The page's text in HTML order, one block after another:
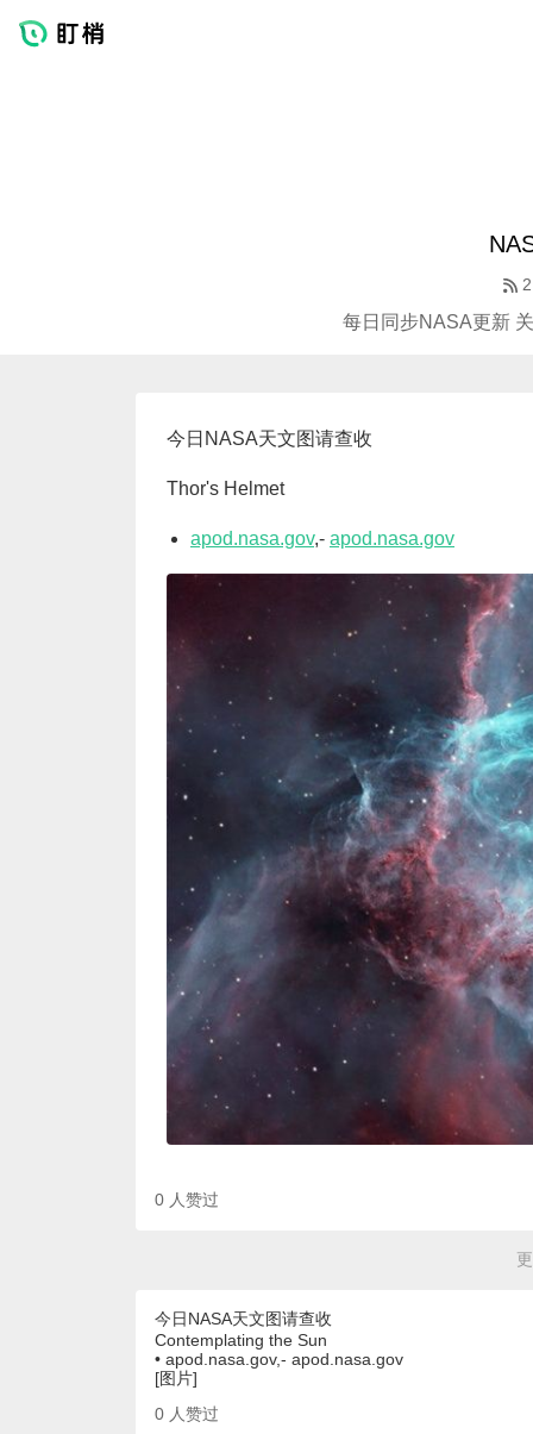
每日同步NASA更新
今日NASA天文图请查收
Thor's Helmet
apod.nasa.gov,- apod.nasa.gov
0 人赞过
今日NASA天文图请查收
Contemplating the Sun
• apod.nasa.gov,- apod.nasa.gov
[图片]
0 人赞过